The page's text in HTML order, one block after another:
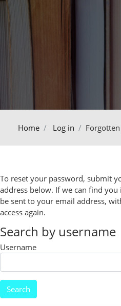
Home Log in
To reset your password, submit
address below. If we can find
be sent to your email address,
access again.
Search by username
Username